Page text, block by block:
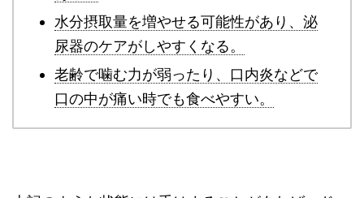
水分摂取量を増やせる可能性があり、泌
尿器のケアがしやすくなる。
老齢で噛む力が弱ったり、口内炎などで
口の中が痛い時でも食べやすい。